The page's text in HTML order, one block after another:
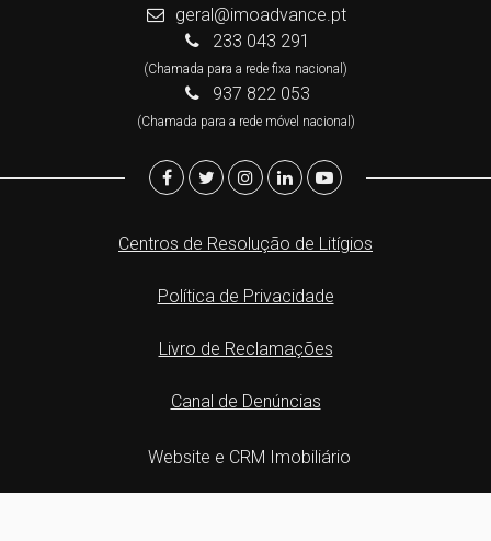
geral@imoadvance.pt
233 043 291
(Chamada para a rede fixa nacional)
937 822 053
(Chamada para a rede móvel nacional)
Centros de Resolução de Litígios
Política de Privacidade
Livro de Reclamações
Canal de Denúncias
Website e CRM Imobiliário